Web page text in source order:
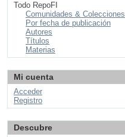
Todo RepoFI
Comunidades & Colecciones
Por fecha de publicación
Autores
Títulos
Materias
Mi cuenta
Acceder
Registro
Descubre